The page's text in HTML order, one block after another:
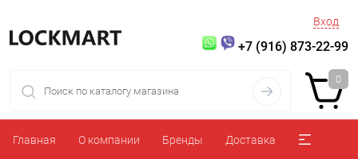
Вход
+7 (916) 873-22-99
0
Главная О компании Бренды Доставка